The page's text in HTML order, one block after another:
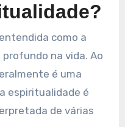
como a
na vida. Ao
é uma
espiritualidade é
de várias